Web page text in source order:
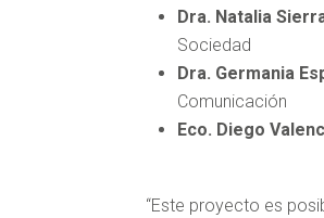
Dra. Natalia
Sociedad
Dra. Germania
Comunicación
Eco. Diego
“Este proyecto es